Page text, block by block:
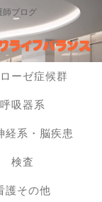
師ブログ
ーゼ症候群
呼吸器系
経系・脳疾患
検査
護その他